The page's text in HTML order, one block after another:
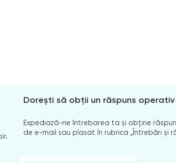
Dorești să obții un răspuns
Expediază-ne întrebarea ta și obține
de e-mail sau plasat în rubrica „Întrebări și